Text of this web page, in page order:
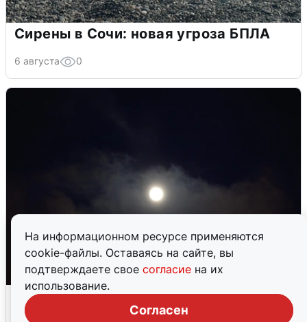
На информационном ресурсе применяются
cookie-файлы. Оставаясь на сайте, вы
подтверждаете свое согласие на их
использование.
Согласен
Сирены в Сочи: новая угроза БПЛА
6 августа 0
Взрывы в Воронеже после сигнала
тревоги